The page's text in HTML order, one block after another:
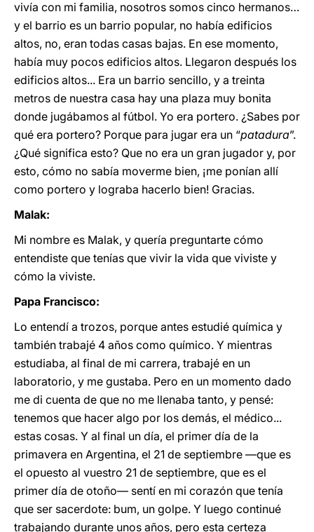
vivía con mi familia, nosotros somos cinco hermanos…
y el barrio es un barrio popular, no había edificios
altos, no, eran todas casas bajas. En ese momento,
había muy pocos edificios altos. Llegaron después los
edificios altos... Era un barrio sencillo, y a treinta
metros de nuestra casa hay una plaza muy bonita
donde jugábamos al fútbol. Yo era portero. ¿Sabes por
qué era portero? Porque para jugar era un “patadura”.
¿Qué significa esto? Que no era un gran jugador y, por
esto, cómo no sabía moverme bien, ¡me ponían allí
como portero y lograba hacerlo bien! Gracias.
Malak:
Mi nombre es Malak, y quería preguntarte cómo
entendiste que tenías que vivir la vida que viviste y
cómo la viviste.
Papa Francisco:
Lo entendí a trozos, porque antes estudié química y
también trabajé 4 años como químico. Y mientras
estudiaba, al final de mi carrera, trabajé en un
laboratorio, y me gustaba. Pero en un momento dado
me di cuenta de que no me llenaba tanto, y pensé:
tenemos que hacer algo por los demás, el médico...
estas cosas. Y al final un día, el primer día de la
primavera en Argentina, el 21 de septiembre ―que es
el opuesto al vuestro 21 de septiembre, que es el
primer día de otoño― sentí en mi corazón que tenía
que ser sacerdote: bum, un golpe. Y luego continué
trabajando durante unos años, pero esta certeza